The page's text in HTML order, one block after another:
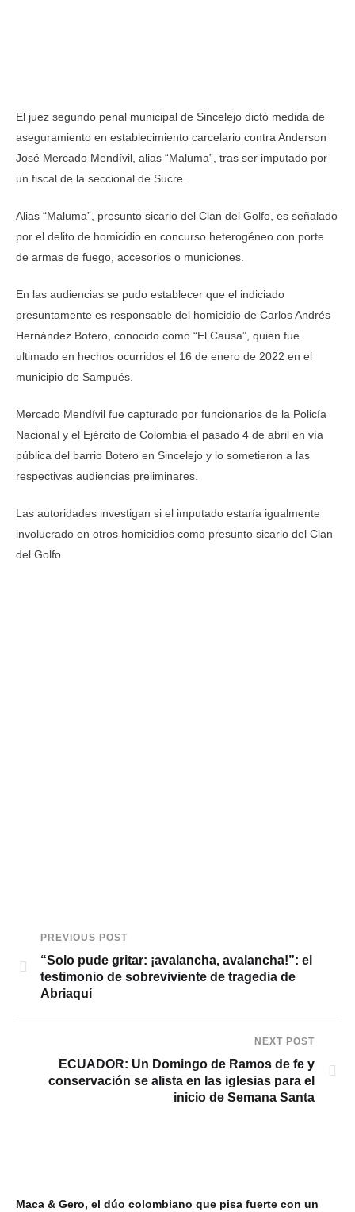
El juez segundo penal municipal de Sincelejo dictó medida de
aseguramiento en establecimiento carcelario contra Anderson
José Mercado Mendívil, alias “Maluma”, tras ser imputado por
un fiscal de la seccional de Sucre.
Alias “Maluma”, presunto sicario del Clan del Golfo, es señalado
por el delito de homicidio en concurso heterogéneo con porte
de armas de fuego, accesorios o municiones.
En las audiencias se pudo establecer que el indiciado
presuntamente es responsable del homicidio de Carlos Andrés
Hernández Botero, conocido como “El Causa”, quien fue
ultimado en hechos ocurridos el 16 de enero de 2022 en el
municipio de Sampués.
Mercado Mendívil fue capturado por funcionarios de la Policía
Nacional y el Ejército de Colombia el pasado 4 de abril en vía
pública del barrio Botero en Sincelejo y lo sometieron a las
respectivas audiencias preliminares.
Las autoridades investigan si el imputado estaría igualmente
involucrado en otros homicidios como presunto sicario del Clan
del Golfo.
PREVIOUS POST
“Solo pude gritar: ¡avalancha, avalancha!”: el
testimonio de sobreviviente de tragedia de
Abriaquí
NEXT POST
ECUADOR: Un Domingo de Ramos de fe y
conservación se alista en las iglesias para el
inicio de Semana Santa
Maca & Gero, el dúo colombiano que pisa fuerte con un